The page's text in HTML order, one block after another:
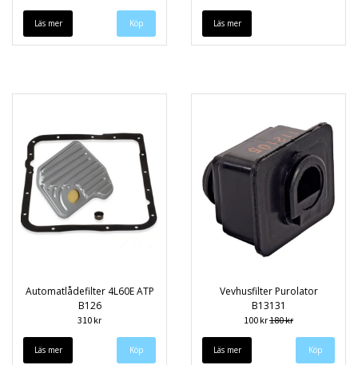
Läs mer Läs mer
Automatlådefilter 4L60E ATP
B126
310 kr
Läs mer
Vevhusfilter Purolator
B13131
100 kr180 kr
Läs mer